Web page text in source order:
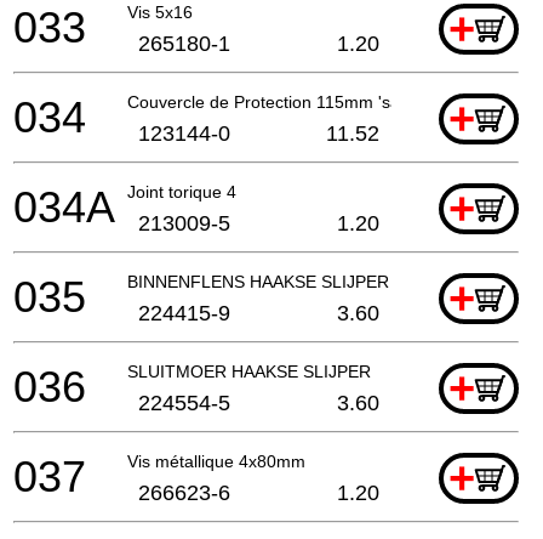
Vis 5x16 +
033 265180-1 1.20
Couvercle de Protection 115mm 'sans outil'+
034 123144-0 11.52
Joint torique 4 +
034A 213009-5 1.20
BINNENFLENS HAAKSE SLIJPER EN +
035 224415-9 3.60
SLUITMOER HAAKSE SLIJPER +
036 224554-5 3.60
Vis métallique 4x80mm +
037 266623-6 1.20